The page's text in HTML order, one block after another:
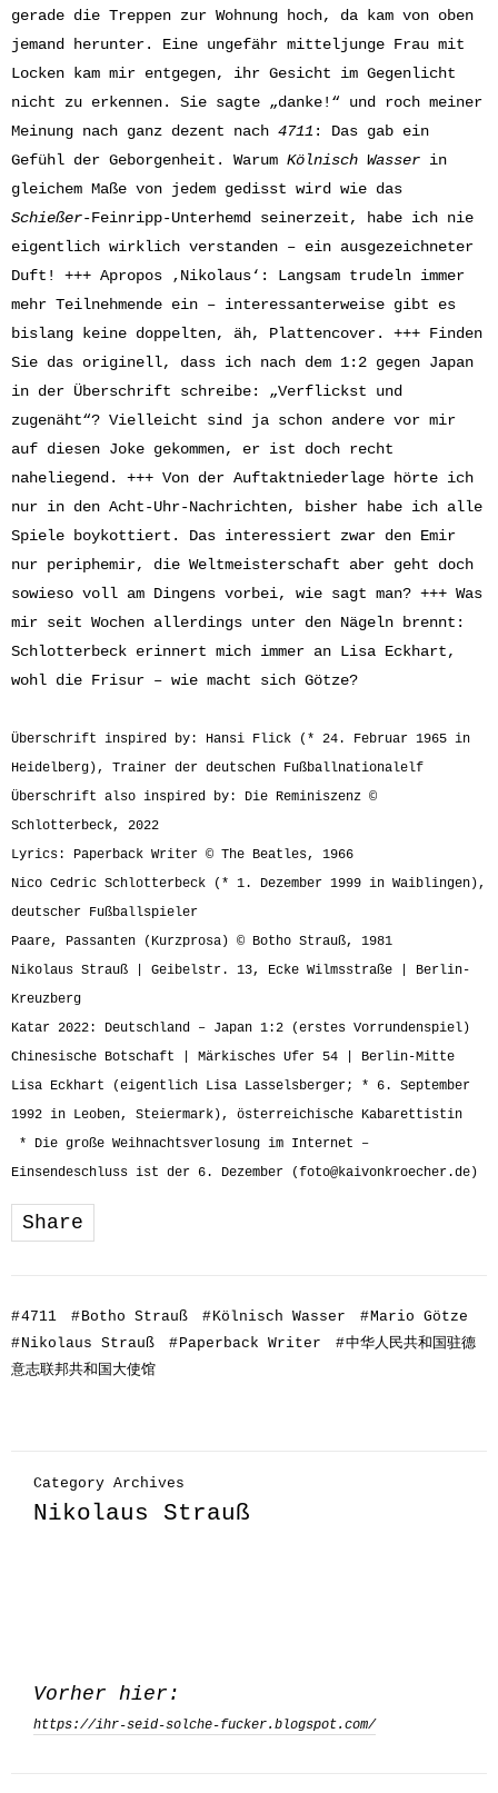
gerade die Treppen zur Wohnung hoch, da kam von oben
jemand herunter. Eine ungefähr mitteljunge Frau mit
Locken kam mir entgegen, ihr Gesicht im Gegenlicht
nicht zu erkennen. Sie sagte „danke!“ und roch meiner
Meinung nach ganz dezent nach 4711: Das gab ein
Gefühl der Geborgenheit. Warum Kölnisch Wasser in
gleichem Maße von jedem gedisst wird wie das
Schießer-Feinripp-Unterhemd seinerzeit, habe ich nie
eigentlich wirklich verstanden – ein ausgezeichneter
Duft! +++ Apropos ‚Nikolaus‘: Langsam trudeln immer
mehr Teilnehmende ein – interessanterweise gibt es
bislang keine doppelten, äh, Plattencover. +++ Finden
Sie das originell, dass ich nach dem 1:2 gegen Japan
in der Überschrift schreibe: „Verflickst und
zugenäht“? Vielleicht sind ja schon andere vor mir
auf diesen Joke gekommen, er ist doch recht
naheliegend. +++ Von der Auftaktniederlage hörte ich
nur in den Acht-Uhr-Nachrichten, bisher habe ich alle
Spiele boykottiert. Das interessiert zwar den Emir
nur periphemir, die Weltmeisterschaft aber geht doch
sowieso voll am Dingens vorbei, wie sagt man? +++ Was
mir seit Wochen allerdings unter den Nägeln brennt:
Schlotterbeck erinnert mich immer an Lisa Eckhart,
wohl die Frisur – wie macht sich Götze?
Überschrift inspired by: Hansi Flick (* 24. Februar 1965 in
Heidelberg), Trainer der deutschen Fußballnationalelf
Überschrift also inspired by: Die Reminiszenz ©
Schlotterbeck, 2022
Lyrics: Paperback Writer © The Beatles, 1966
Nico Cedric Schlotterbeck (* 1. Dezember 1999 in Waiblingen),
deutscher Fußballspieler
Paare, Passanten (Kurzprosa) © Botho Strauß, 1981
Nikolaus Strauß | Geibelstr. 13, Ecke Wilmsstraße | Berlin-
Kreuzberg
Katar 2022: Deutschland – Japan 1:2 (erstes Vorrundenspiel)
Chinesische Botschaft | Märkisches Ufer 54 | Berlin-Mitte
Lisa Eckhart (eigentlich Lisa Lasselsberger; * 6. September
1992 in Leoben, Steiermark), österreichische Kabarettistin
* Die große Weihnachtsverlosung im Internet –
Einsendeschluss ist der 6. Dezember (foto@kaivonkroecher.de )
Share
#4711 #Botho Strauß #Kölnisch Wasser #Mario Götze
#Nikolaus Strauß #Paperback Writer #中华人民共和国驻德
意志联邦共和国大使馆
Category Archives
Nikolaus Strauß
Vorher hier:
https://ihr-seid-solche-fucker.blogspot.com/